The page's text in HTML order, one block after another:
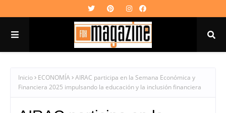
Inicio ECONOMÍA AIRAC participa en la Semana Económica y
Financiera 2025 impulsando la educación y la inclusión financiera